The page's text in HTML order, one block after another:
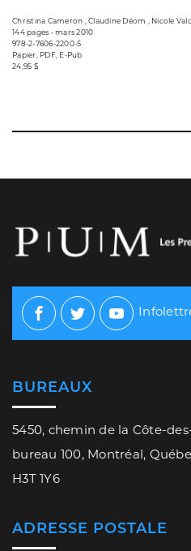
Christina Cameron , Claudine Déom , Nicole
144 pages • mars 2010
978-2-7606-2200-5
Papier, PDF, E-Pub
24,95 $
Facebook
TwitterYoutube
BUREAUX
5450, chemin de la Côte-
bureau 100, Montréal,
H3T 1Y6
ADRESSE POSTALE